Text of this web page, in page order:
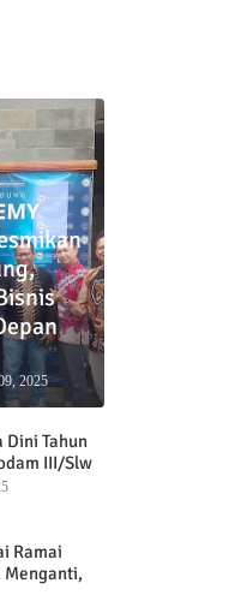
2025
Dini Tahun
III/Slw
Ramai
Menganti,
Sunset